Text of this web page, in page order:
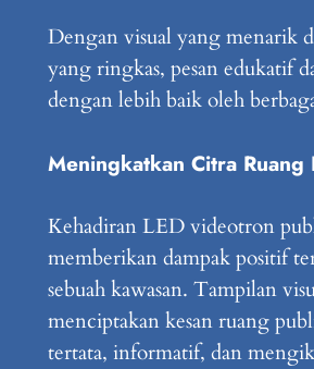
Dengan visual yang menarik
yang ringkas, pesan edukatif
dengan lebih baik oleh
Meningkatkan Citra Ruang
Kehadiran LED videotron
memberikan dampak positif
sebuah kawasan. Tampilan
menciptakan kesan ruang
tertata, informatif, dan